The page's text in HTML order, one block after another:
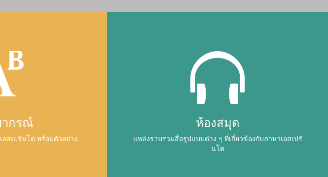
ากรณ์
สเปรันโต พร้อมตัวอย่าง
ห้องสมุด
แหล่งรวบรวมสื่อรูปแบบต่าง ๆ ที่เกี่ยวข้องกับภาษาเอสเปรั
นโต